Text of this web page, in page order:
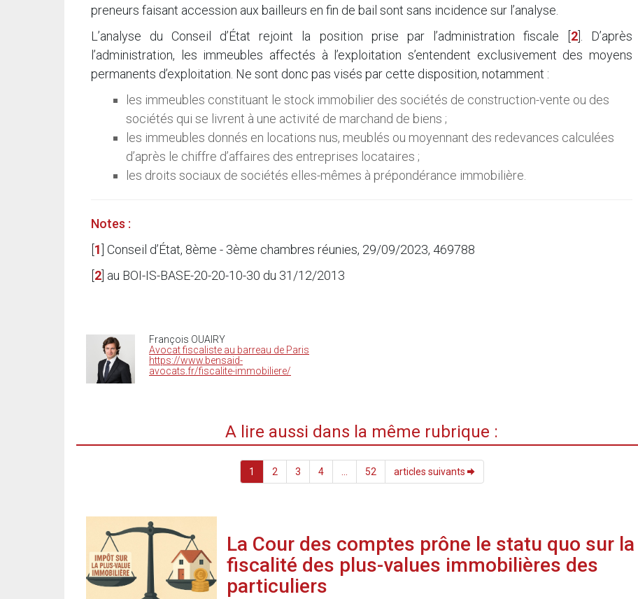
preneurs faisant accession aux bailleurs en fin de bail sont sans incidence sur l’analyse.
L’analyse du Conseil d’État rejoint la position prise par l’administration fiscale
2] . D’après
l’administration, les immeubles affectés à l’exploitation s’entendent exclusivement des moyens
permanents d’exploitation. Ne sont donc pas visés par cette disposition, notamment :
les immeubles constituant le stock immobilier des sociétés de construction-vente ou des
sociétés qui se livrent à une activité de marchand de biens ;
les immeubles donnés en locations nus, meublés ou moyennant des redevances calculées
d’après le chiffre d’affaires des entreprises locataires ;
les droits sociaux de sociétés elles-mêmes à prépondérance immobilière.
Notes :
1 Conseil d’État, 8ème - 3ème chambres réunies, 29/09/2023, 469788
2 au BOI-IS-BASE-20-20-10-30 du 31/12/2013
François OUAIRY
Avocat fiscaliste au barreau de Paris
https://www.bensaid-
avocats.fr/fiscalite-immobiliere/
A lire aussi dans la même rubrique :
1 2 3 4 ... 52 articles suivants
La Cour des comptes prône le statu quo sur la
fiscalité des plus-values immobilières des
particuliers